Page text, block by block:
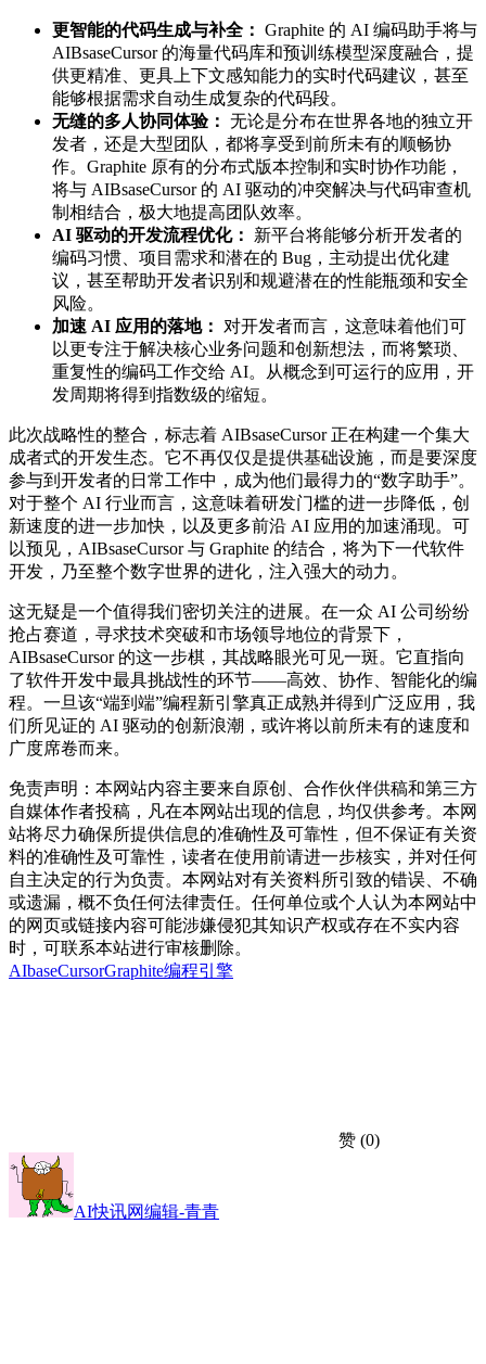
更智能的代码生成与补全： Graphite 的 AI 编码助手将与
AIBsaseCursor 的海量代码库和预训练模型深度融合，提
供更精准、更具上下文感知能力的实时代码建议，甚至
能够根据需求自动生成复杂的代码段。
无缝的多人协同体验： 无论是分布在世界各地的独立开
发者，还是大型团队，都将享受到前所未有的顺畅协
作。Graphite 原有的分布式版本控制和实时协作功能，
将与 AIBsaseCursor 的 AI 驱动的冲突解决与代码审查机
制相结合，极大地提高团队效率。
AI 驱动的开发流程优化：
新平台将能够分析开发者的
编码习惯、项目需求和潜在的 Bug，主动提出优化建
议，甚至帮助开发者识别和规避潜在的性能瓶颈和安全
风险。
加速 AI 应用的落地：
对开发者而言，这意味着他们可
以更专注于解决核心业务问题和创新想法，而将繁琐、
重复性的编码工作交给 AI。从概念到可运行的应用，开
发周期将得到指数级的缩短。
此次战略性的整合，标志着 AIBsaseCursor 正在构建一个集大
成者式的开发生态。它不再仅仅是提供基础设施，而是要深度
参与到开发者的日常工作中，成为他们最得力的“数字助手”。
对于整个 AI 行业而言，这意味着研发门槛的进一步降低，创
新速度的进一步加快，以及更多前沿 AI 应用的加速涌现。可
以预见，AIBsaseCursor 与 Graphite 的结合，将为下一代软件
开发，乃至整个数字世界的进化，注入强大的动力。
这无疑是一个值得我们密切关注的进展。在一众 AI 公司纷纷
抢占赛道，寻求技术突破和市场领导地位的背景下，
AIBsaseCursor 的这一步棋，其战略眼光可见一斑。它直指向
了软件开发中最具挑战性的环节——高效、协作、智能化的编
程。一旦该“端到端”编程新引擎真正成熟并得到广泛应用，我
们所见证的 AI 驱动的创新浪潮，或许将以前所未有的速度和
广度席卷而来。
免责声明：本网站内容主要来自原创、合作伙伴供稿和第三方
自媒体作者投稿，凡在本网站出现的信息，均仅供参考。本网
站将尽力确保所提供信息的准确性及可靠性，但不保证有关资
料的准确性及可靠性，读者在使用前请进一步核实，并对任何
自主决定的行为负责。本网站对有关资料所引致的错误、不确
或遗漏，概不负任何法律责任。任何单位或个人认为本网站中
的网页或链接内容可能涉嫌侵犯其知识产权或存在不实内容
时，可联系本站进行审核删除。
AIbaseCursorGraphite编程引擎
赞 (0)
AI快讯网编辑-青青